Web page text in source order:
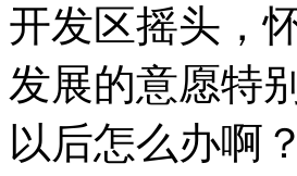
开发区摇头，
发展的意愿特
以后怎么办啊